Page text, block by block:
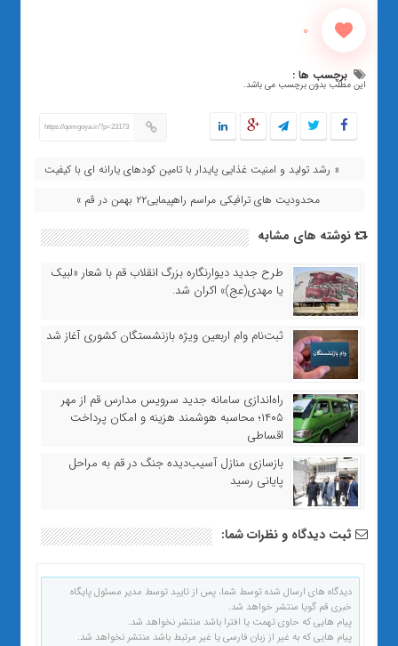
0
برچسب ها :
این مطلب بدون برچسب می باشد.
https://qomgoya.ir/?p=23173
« رشد تولید و امنیت غذایی پایدار با تامین کودهای یارانه ای با کیفیت
محدودیت های ترافیکی مراسم راهپیمایی۲۲ بهمن در قم »
نوشته های مشابه
طرح جدید دیوارنگاره بزرگ انقلاب قم با شعار «لبیک
یا مهدی(عج)» اکران شد.
ثبت‌نام وام اربعین ویژه بازنشستگان کشوری آغاز شد
راه‌اندازی سامانه جدید سرویس مدارس قم از مهر
۱۴۰۵؛ محاسبه هوشمند هزینه و امکان پرداخت
اقساطی
بازسازی منازل آسیب‌دیده جنگ در قم به مراحل
پایانی رسید
ثبت دیدگاه و نظرات شما:
دیدگاه های ارسال شده توسط شما، پس از تایید توسط مدیر مسئول پایگاه
خبری قم گویا منتشر خواهد شد.
پیام هایی که حاوی تهمت یا افترا باشد منتشر نخواهد شد.
پیام هایی که به غیر از زبان فارسی یا غیر مرتبط باشد منتشر نخواهد شد.